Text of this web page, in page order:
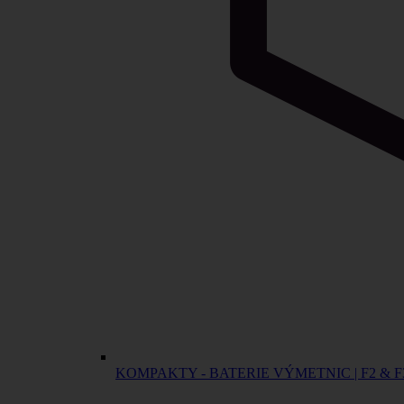
KOMPAKTY - BATERIE VÝMETNIC | F2 &